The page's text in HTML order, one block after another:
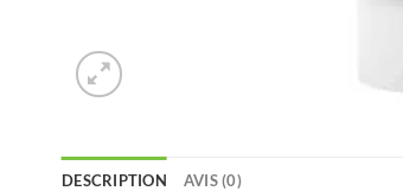
DESCRIPTION AVIS (0)